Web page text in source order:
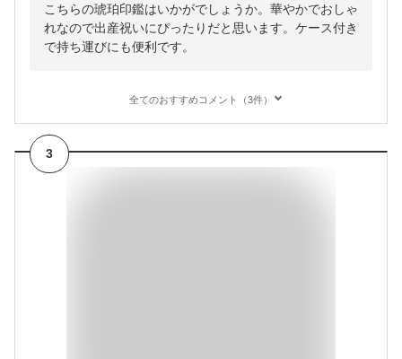
こちらの琥珀印鑑はいかがでしょうか。華やかでおしゃ
れなので出産祝いにぴったりだと思います。ケース付き
で持ち運びにも便利です。
全てのおすすめコメント（3件）
3